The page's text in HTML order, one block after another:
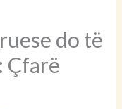
do të
Çfarë